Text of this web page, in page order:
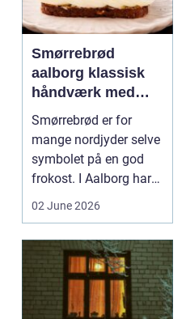
Smørrebrød
aalborg klassisk
håndværk med
moderne twist
Smørrebrød er for
mange nordjyder selve
symbolet på en god
frokost. I Aalborg har
02 June 2026